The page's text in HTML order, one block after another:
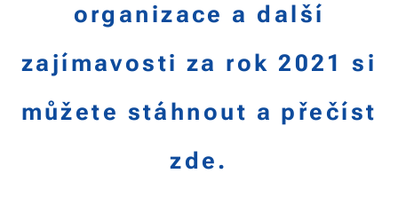
organizace a další
zajímavosti za rok 2021 si
můžete stáhnout a přečíst
zde.